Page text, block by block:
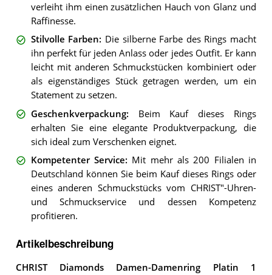
verleiht ihm einen zusätzlichen Hauch von Glanz und
Raffinesse.
Stilvolle Farben: Die silberne Farbe des Rings macht
ihn perfekt für jeden Anlass oder jedes Outfit. Er kann
leicht mit anderen Schmuckstücken kombiniert oder
als eigenständiges Stück getragen werden, um ein
Statement zu setzen.
Geschenkverpackung: Beim Kauf dieses Rings
erhalten Sie eine elegante Produktverpackung, die
sich ideal zum Verschenken eignet.
Kompetenter Service: Mit mehr als 200 Filialen in
Deutschland können Sie beim Kauf dieses Rings oder
eines anderen Schmuckstücks vom CHRIST"-Uhren-
und Schmuckservice und dessen Kompetenz
profitieren.
Artikelbeschreibung
CHRIST Diamonds Damen-Damenring Platin 1